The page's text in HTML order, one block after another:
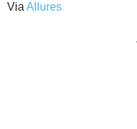
Via Allures